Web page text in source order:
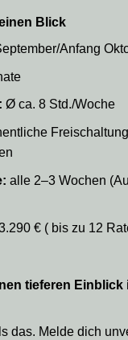
Blick
Anfang
Ø ca. 8 Std./Woche
alle 2–3 Wochen
€ ( bis zu 12
tieferen Einblick
das. Melde dich